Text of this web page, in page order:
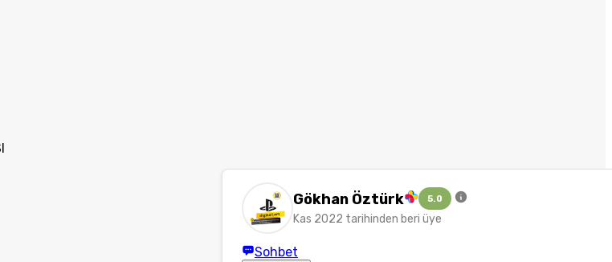
Gökhan Öztürk 5.0
Kas 2022 tarihinden beri üye
Sohbet